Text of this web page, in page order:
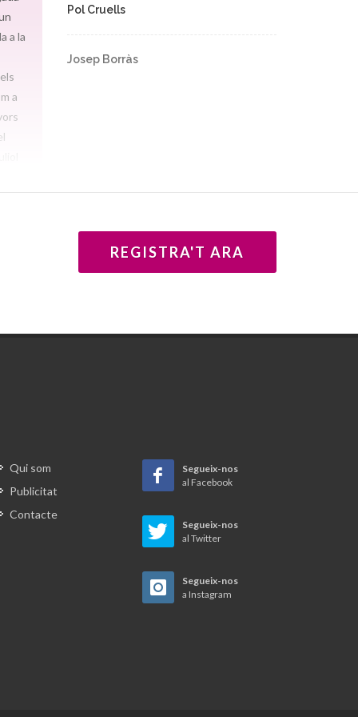
a la
a
Pol Cruells
Josep Borràs
REGISTRA'T ARA
Qui som
Publicitat
Contacte
Segueix-nos
al Facebook
Segueix-nos
al Twitter
Segueix-nos
a Instagram